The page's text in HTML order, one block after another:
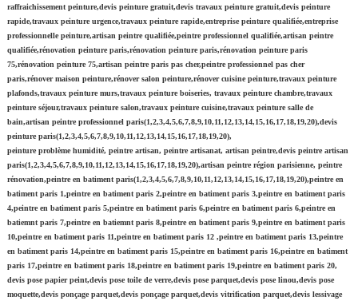
raffraichissement peinture,devis peinture gratuit,devis travaux peinture gratuit,devis peinture
rapide,travaux peinture urgence,travaux peinture rapide,entreprise peinture qualifiée,entreprise
professionnelle peinture,artisan peintre qualifiée,peintre professionnel qualifiée,artisan peintre
qualifiée,rénovation peinture paris,rénovation peinture paris,rénovation peinture paris
75,rénovation peinture 75,artisan peintre paris pas cher,peintre professionnel pas cher
paris,rénover maison peinture,rénover salon peinture,rénover cuisine peinture,travaux peinture
plafonds,travaux peinture murs,travaux peinture boiseries, travaux peinture chambre,travaux
peinture séjour,travaux peinture salon,travaux peinture cuisine,travaux peinture salle de
bain,artisan peintre professionnel paris(1,2,3,4,5,6,7,8,9,10,11,12,13,14,15,16,17,18,19,20),devis
peinture paris(1,2,3,4,5,6,7,8,9,10,11,12,13,14,15,16,17,18,19,20),
peinture problème humidité, peintre artisan, peintre artisanat, artisan peintre,devis peintre artisan
paris(1,2,3,4,5,6,7,8,9,10,11,12,13,14,15,16,17,18,19,20),artisan peintre région parisienne, peintre
rénovation,peintre en batiment paris(1,2,3,4,5,6,7,8,9,10,11,12,13,14,15,16,17,18,19,20),peintre en
batiment paris 1,peintre en batiment paris 2,peintre en batiment paris 3,peintre en batiment paris
4,peintre en batiment paris 5,peintre en batiment paris 6,peintre en batiment paris 6,peintre en
batiemnt paris 7,peintre en batiemnt paris 8,peintre en batiment paris 9,peintre en batiment paris
10,peintre en batiment paris 11,peintre en batiment paris 12 ,peintre en batiment paris 13,peintre
en batiment paris 14,peintre en batiment paris 15,peintre en batiment paris 16,peintre en batiment
paris 17,peintre en batiment paris 18,peintre en batiment paris 19,peintre en batiment paris 20,
devis pose papier peint,devis pose toile de verre,devis pose parquet,devis pose linou,devis pose
moquette,devis ponçage parquet,devis ponçage parquet,devis vitrification parquet,devis lessivage